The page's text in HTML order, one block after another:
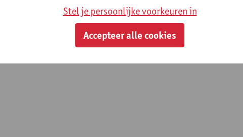
Stel je persoonlijke voorkeuren in
Accepteer alle cookies